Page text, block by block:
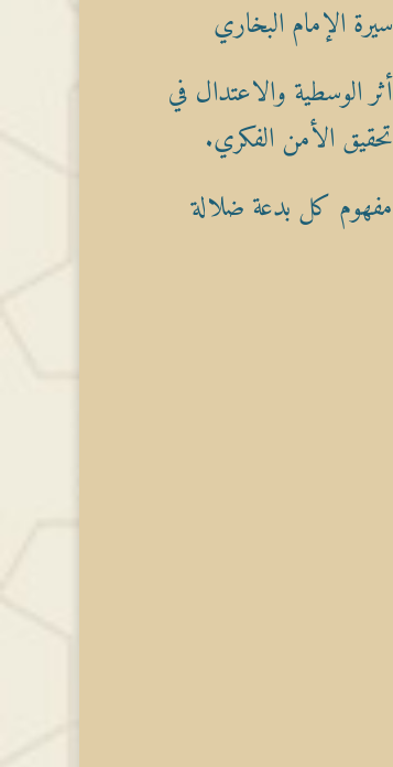
سيرة الإمام البخاري
أثر الوسطية والاعتدال في
تحقيق الأمن الفكري.
مفهوم كل بدعة ضلالة